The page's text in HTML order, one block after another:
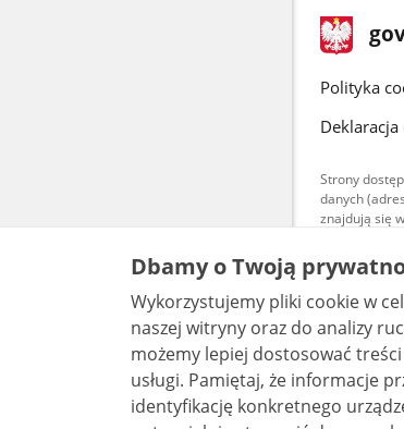
stopka
gov.pl
Polityka
Strony
danych
znajdują się
Dbamy o Twoją
Wykorzystujemy pliki cookie w
naszej witryny oraz do analizy ruchu i
możemy lepiej dostosować
usługi. Pamiętaj, że informacje przechowywane w plikach cookie mogą pozwalać na
identyfikację konkretnego